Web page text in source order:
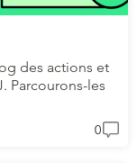
des actions et
Parcourons-les
0